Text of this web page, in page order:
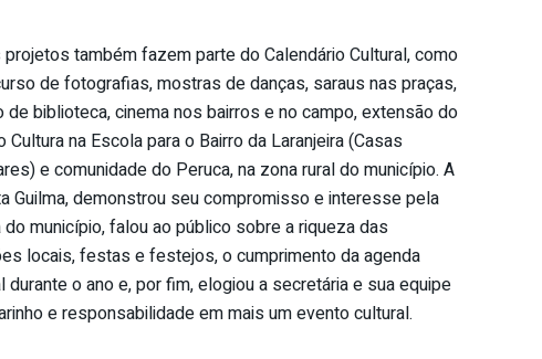
também fazem parte do Calendário Cultural, como
de fotografias, mostras de danças, saraus nas praças,
de biblioteca, cinema nos bairros e no campo, extensão do
Cultura na Escola para o Bairro da Laranjeira (Casas
e comunidade do Peruca, na zona rural do município. A
Guilma, demonstrou seu compromisso e interesse pela
do município, falou ao público sobre a riqueza das
locais, festas e festejos, o cumprimento da agenda
durante o ano e, por fim, elogiou a secretária e sua equipe
e responsabilidade em mais um evento cultural.